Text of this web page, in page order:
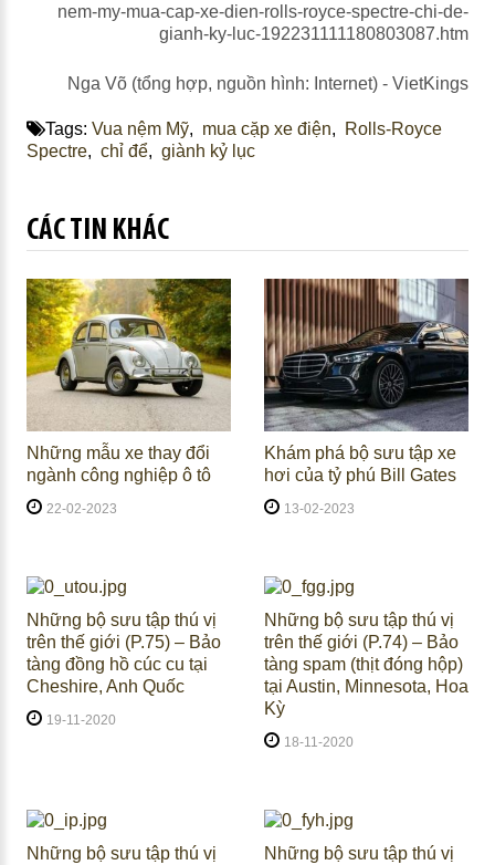
nem-my-mua-cap-xe-dien-rolls-royce-spectre-chi-de-
gianh-ky-luc-192231111180803087.htm
Nga Võ (tổng hợp, nguồn hình: Internet) - VietKings
Tags: Vua nệm Mỹ, mua cặp xe điện,
Rolls-Royce
Spectre, chỉ để, giành kỷ lục
CÁC TIN KHÁC
Những mẫu xe thay đổi
ngành công nghiệp ô tô
22-02-2023
Khám phá bộ sưu tập xe
hơi của tỷ phú Bill Gates
13-02-2023
Những bộ sưu tập thú vị
trên thế giới (P.75) – Bảo
tàng đồng hồ cúc cu tại
Cheshire, Anh Quốc
19-11-2020
Những bộ sưu tập thú vị
trên thế giới (P.74) – Bảo
tàng spam (thịt đóng hộp)
tại Austin, Minnesota, Hoa
Kỳ
18-11-2020
Những bộ sưu tập thú vị
Những bộ sưu tập thú vị